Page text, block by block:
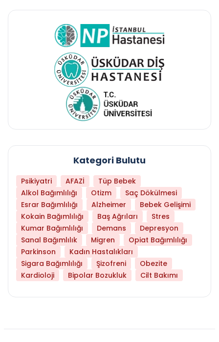
Kategori Bulutu
Psikiyatri AFAZİ
Tüp Bebek
Alkol Bağımlılığı
Otizm
Saç Dökülmesi
Esrar Bağımlılığı
Alzheimer
Bebek Gelişimi
Kokain Bağımlılığı
Baş Ağrıları
Stres
Kumar Bağımlılığı
Demans
Depresyon
Sanal Bağımlılık
Migren
Opiat Bağımlılığı
Parkinson
Kadın Hastalıkları
Sigara Bağımlılığı
Şizofreni
Obezite
Kardioloji
Bipolar Bozukluk Cilt Bakımı